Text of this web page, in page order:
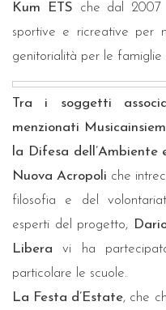
Kum ETS che dal 2007
sportive e ricreative per
genitorialità per le
Tra i soggetti
menzionati
la Difesa
Nuova Acropoli che
filosofia e del
esperti del progetto,
Libera vi ha
particolare le scuole.
La Festa d’Estate, che